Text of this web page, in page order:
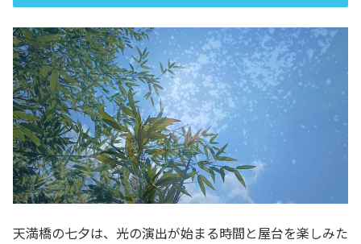
天満橋の七夕は、光の演出が始まる時間と屋台を楽しみた